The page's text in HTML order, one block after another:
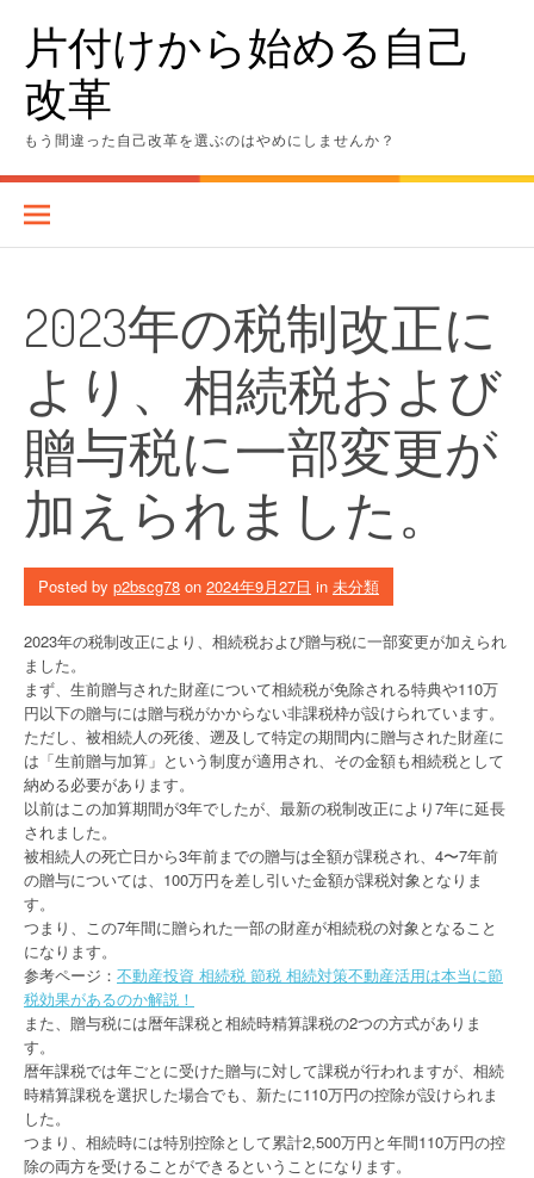
content片付けから始める自己
改革
もう間違った自己改革を選ぶのはやめにしませんか？
2023年の税制改正に
より、相続税および
贈与税に一部変更が
加えられました。
Posted by p2bscg78 on 2024年9月27日 in 未分類
2023年の税制改正により、相続税および贈与税に一部変更が加えられ
ました。
まず、生前贈与された財産について相続税が免除される特典や110万
円以下の贈与には贈与税がかからない非課税枠が設けられています。
ただし、被相続人の死後、遡及して特定の期間内に贈与された財産に
は「生前贈与加算」という制度が適用され、その金額も相続税として
納める必要があります。
以前はこの加算期間が3年でしたが、最新の税制改正により7年に延長
されました。
被相続人の死亡日から3年前までの贈与は全額が課税され、4〜7年前
の贈与については、100万円を差し引いた金額が課税対象となりま
す。
つまり、この7年間に贈られた一部の財産が相続税の対象となること
になります。
参考ページ： 不動産投資 相続税 節税 相続対策不動産活用は本当に節
税効果があるのか解説！
また、贈与税には暦年課税と相続時精算課税の2つの方式がありま
す。
暦年課税では年ごとに受けた贈与に対して課税が行われますが、相続
時精算課税を選択した場合でも、新たに110万円の控除が設けられま
した。
つまり、相続時には特別控除として累計2,500万円と年間110万円の控
除の両方を受けることができるということになります。